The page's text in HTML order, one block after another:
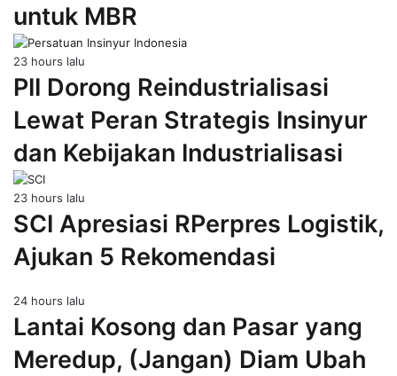
untuk MBR
23 hours lalu
PII Dorong Reindustrialisasi
Lewat Peran Strategis Insinyur
dan Kebijakan Industrialisasi
23 hours lalu
SCI Apresiasi RPerpres Logistik,
Ajukan 5 Rekomendasi
24 hours lalu
Lantai Kosong dan Pasar yang
Meredup, (Jangan) Diam Ubah